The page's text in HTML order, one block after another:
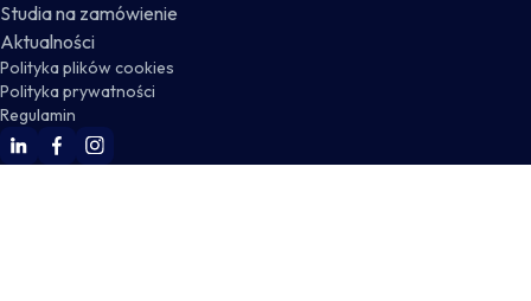
Studia na zamówienie
Aktualności
Polityka plików cookies
Polityka prywatności
Regulamin
WSKZ Linkedin
WSKZ Facebook
WSKZ Instagram